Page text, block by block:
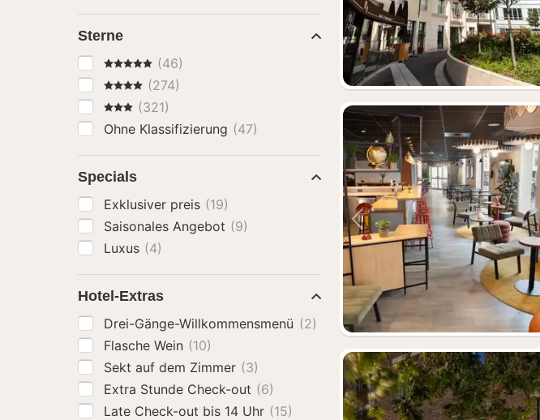
Vorheriges Bild
Sterne
5 Sterne (46)
4 Sterne(274)
3 Sterne(321)
Ohne Klassifizierung (47)
Specials
Exklusiver preis (19)
Saisonales Angebot (9)
Luxus (4)
Hotel-Extras
Drei-Gänge-Willkommensmenü (2)
Flasche Wein (10)
Sekt auf dem Zimmer (3)
Extra Stunde Check-out (6)
Late Check-out bis 14 Uhr (15)